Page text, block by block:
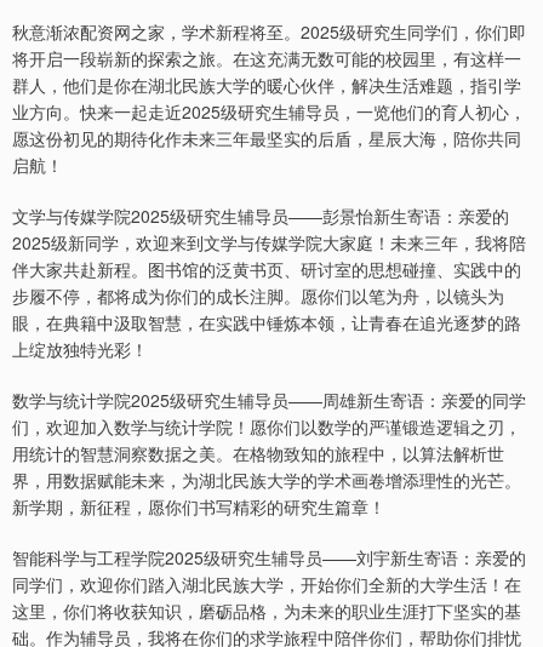
秋意渐浓配资网之家，学术新程将至。2025级研究生同学们，你们即
将开启一段崭新的探索之旅。在这充满无数可能的校园里，有这样一
群人，他们是你在湖北民族大学的暖心伙伴，解决生活难题，指引学
业方向。快来一起走近2025级研究生辅导员，一览他们的育人初心，
愿这份初见的期待化作未来三年最坚实的后盾，星辰大海，陪你共同
启航！
文学与传媒学院2025级研究生辅导员——彭景怡新生寄语：亲爱的
2025级新同学，欢迎来到文学与传媒学院大家庭！未来三年，我将陪
伴大家共赴新程。图书馆的泛黄书页、研讨室的思想碰撞、实践中的
步履不停，都将成为你们的成长注脚。愿你们以笔为舟，以镜头为
眼，在典籍中汲取智慧，在实践中锤炼本领，让青春在追光逐梦的路
上绽放独特光彩！
数学与统计学院2025级研究生辅导员——周雄新生寄语：亲爱的同学
们，欢迎加入数学与统计学院！愿你们以数学的严谨锻造逻辑之刃，
用统计的智慧洞察数据之美。在格物致知的旅程中，以算法解析世
界，用数据赋能未来，为湖北民族大学的学术画卷增添理性的光芒。
新学期，新征程，愿你们书写精彩的研究生篇章！
智能科学与工程学院2025级研究生辅导员——刘宇新生寄语：亲爱的
同学们，欢迎你们踏入湖北民族大学，开始你们全新的大学生活！在
这里，你们将收获知识，磨砺品格，为未来的职业生涯打下坚实的基
础。作为辅导员，我将在你们的求学旅程中陪伴你们，帮助你们排忧